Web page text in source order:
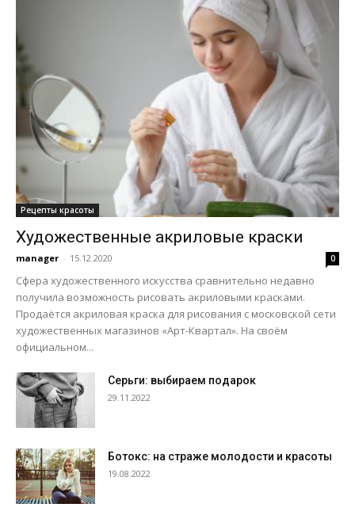
Рецепты красоты
Художественные акриловые краски
manager - 15.12.2020 0
Сфера художественного искусства сравнительно недавно
получила возможность рисовать акриловыми красками.
Продаётся акриловая краска для рисования с московской сети
художественных магазинов «Арт-Квартал». На своём
официальном...
Серьги: выбираем подарок
29.11.2022
Ботокс: на страже молодости и красоты
19.08.2022